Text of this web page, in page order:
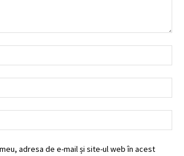
adresa de e-mail și site-ul web în acest